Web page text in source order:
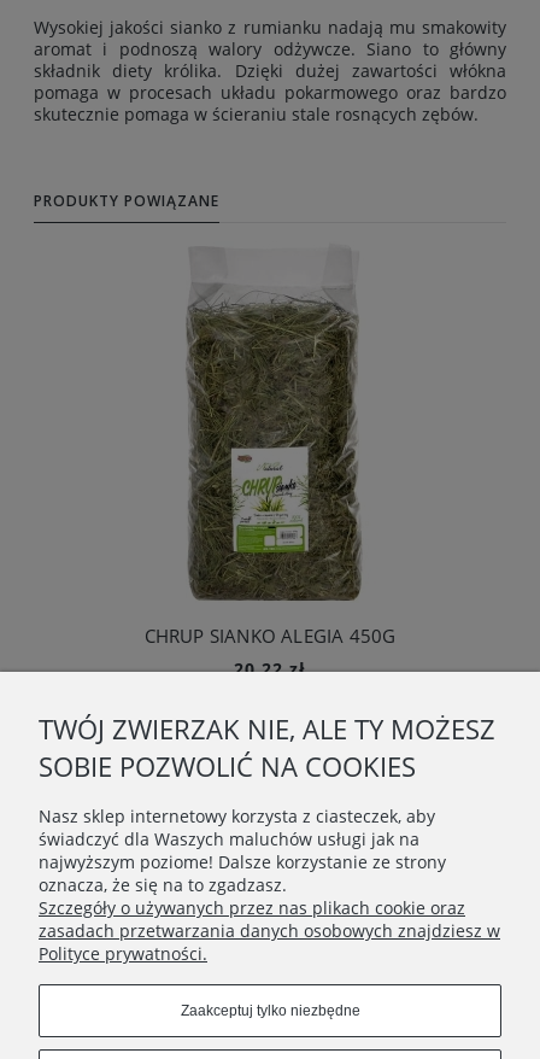
Wysokiej jakości sianko z rumianku nadają mu smakowity
aromat i podnoszą walory odżywcze. Siano to główny
składnik diety królika. Dzięki dużej zawartości włókna
pomaga w procesach układu pokarmowego oraz bardzo
skutecznie pomaga w ścieraniu stale rosnących zębów.
PRODUKTY POWIĄZANE
CHRUP SIANKO ALEGIA 450G
20,22 zł
O NAS
OBSŁUGA KLIENTA
POMOC
MOJE KONTO
Connect with us
TWÓJ ZWIERZAK NIE, ALE TY MOŻESZ
SOBIE POZWOLIĆ NA COOKIES
Nasz sklep internetowy korzysta z ciasteczek, aby
świadczyć dla Waszych maluchów usługi jak na
najwyższym poziome! Dalsze korzystanie ze strony
oznacza, że się na to zgadzasz.
Szczegóły o używanych przez nas plikach cookie oraz
zasadach przetwarzania danych osobowych znajdziesz w
Polityce prywatności.
Zaakceptuj tylko niezbędne